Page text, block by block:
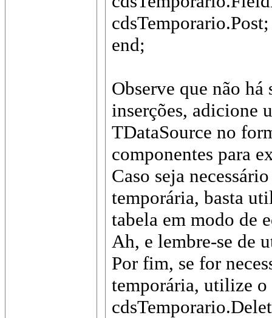
cdsTemporario.Post;
end;
Observe que não
inserções, adicione
TDataSource no
componentes para
Caso seja
temporária, basta
tabela em modo de
Ah, e lembre-se de
Por fim, se for
temporária, utilize